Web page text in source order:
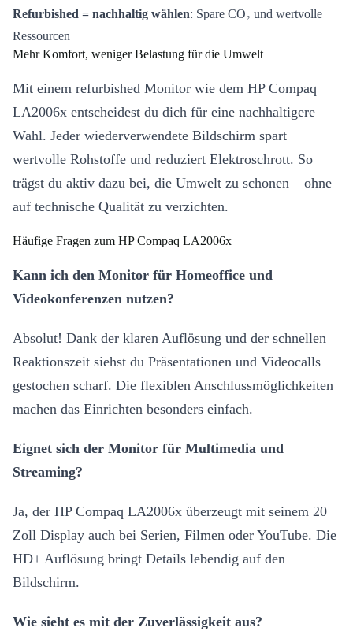
Refurbished = nachhaltig wählen: Spare CO₂ und wertvolle
Ressourcen
Mehr Komfort, weniger Belastung für die Umwelt
Mit einem refurbished Monitor wie dem HP Compaq
LA2006x entscheidest du dich für eine nachhaltigere
Wahl. Jeder wiederverwendete Bildschirm spart
wertvolle Rohstoffe und reduziert Elektroschrott. So
trägst du aktiv dazu bei, die Umwelt zu schonen – ohne
auf technische Qualität zu verzichten.
Häufige Fragen zum HP Compaq LA2006x
Kann ich den Monitor für Homeoffice und
Videokonferenzen nutzen?
Absolut! Dank der klaren Auflösung und der schnellen
Reaktionszeit siehst du Präsentationen und Videocalls
gestochen scharf. Die flexiblen Anschlussmöglichkeiten
machen das Einrichten besonders einfach.
Eignet sich der Monitor für Multimedia und
Streaming?
Ja, der HP Compaq LA2006x überzeugt mit seinem 20
Zoll Display auch bei Serien, Filmen oder YouTube. Die
HD+ Auflösung bringt Details lebendig auf den
Bildschirm.
Wie sieht es mit der Zuverlässigkeit aus?